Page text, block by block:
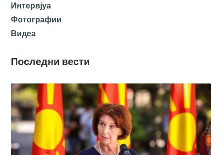
Интервјуа
Фотографии
Видеа
Последни вести